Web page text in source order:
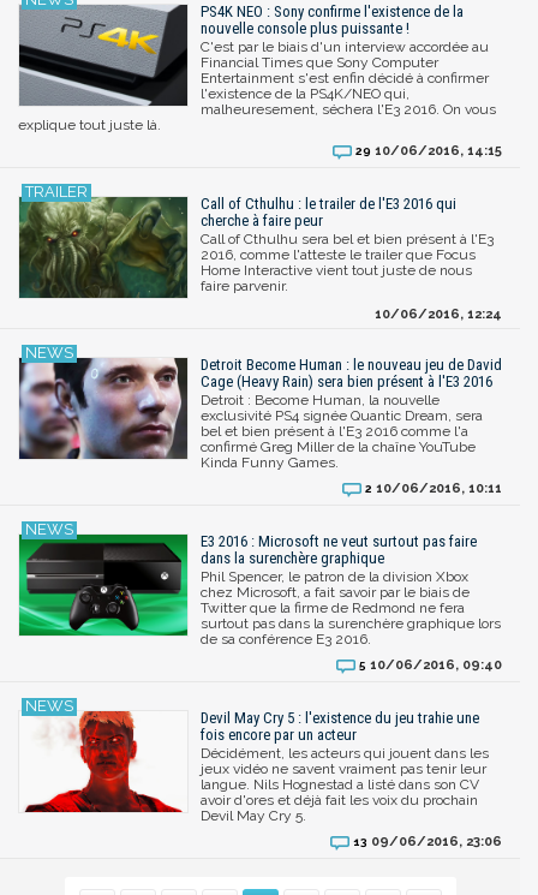
PS4K NEO : Sony confirme l'existence de la
nouvelle console plus puissante !
C'est par le biais d'un interview accordée au
Financial Times que Sony Computer
Entertainment s'est enfin décidé à confirmer
l'existence de la PS4K/NEO qui,
malheuresement, séchera l'E3 2016. On vous
explique tout juste là.
29 10/06/2016, 14:15
Call of Cthulhu : le trailer de l'E3 2016 qui
cherche à faire peur
Call of Cthulhu sera bel et bien présent à l'E3
2016, comme l'atteste le trailer que Focus
Home Interactive vient tout juste de nous
faire parvenir.
10/06/2016, 12:24
Detroit Become Human : le nouveau jeu de David
Cage (Heavy Rain) sera bien présent à l'E3 2016
Detroit : Become Human, la nouvelle
exclusivité PS4 signée Quantic Dream, sera
bel et bien présent à l'E3 2016 comme l'a
confirmé Greg Miller de la chaîne YouTube
Kinda Funny Games.
2 10/06/2016, 10:11
E3 2016 : Microsoft ne veut surtout pas faire
dans la surenchère graphique
Phil Spencer, le patron de la division Xbox
chez Microsoft, a fait savoir par le biais de
Twitter que la firme de Redmond ne fera
surtout pas dans la surenchère graphique lors
de sa conférence E3 2016.
5 10/06/2016, 09:40
Devil May Cry 5 : l'existence du jeu trahie une
fois encore par un acteur
Décidément, les acteurs qui jouent dans les
jeux vidéo ne savent vraiment pas tenir leur
langue. Nils Hognestad a listé dans son CV
avoir d'ores et déjà fait les voix du prochain
Devil May Cry 5.
13 09/06/2016, 23:06